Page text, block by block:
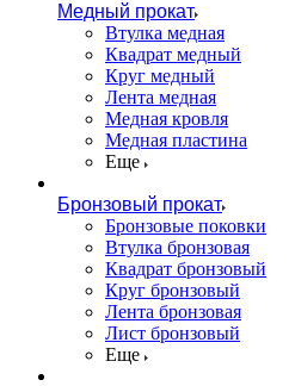
Медный прокат
Втулка медная
Квадрат медный
Круг медный
Лента медная
Медная кровля
Медная пластина
Еще
Бронзовый прокат
Бронзовые поковки
Втулка бронзовая
Квадрат бронзовый
Круг бронзовый
Лента бронзовая
Лист бронзовый
Еще